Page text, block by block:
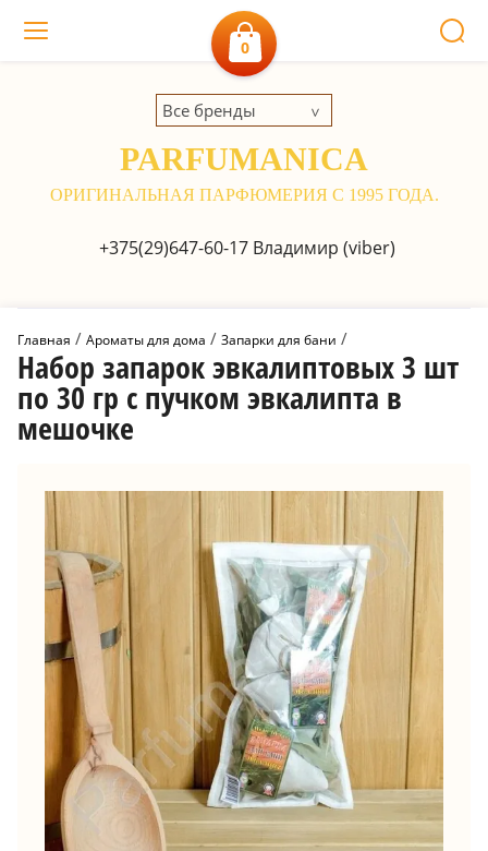
0
+375(29)647-60-17Владимир (viber)
Все бренды
PARFUMANICA
ОРИГИНАЛЬНАЯ ПАРФЮМЕРИЯ С 1995 ГОДА.
Главная / Ароматы для дома / Запарки для бани /
Набор запарок эвкалиптовых 3 шт
по 30 гр с пучком эвкалипта в
мешочке